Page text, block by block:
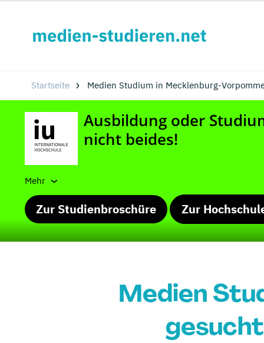
Startseite Medien Studium in Mecklenburg-
Mehr
Zur Studienbroschüre Zur
Medien